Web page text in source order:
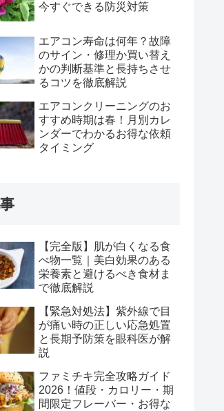
今すぐできる防災対策
エアコン寿命は何年？故障
のサイン・修理か買い替え
かの判断基準と長持ちさせ
るコツを徹底解説
エアコンクリーニングのお
すすめ時期は春！月別カレ
ンダーでわかるお得な依頼
タイミング
【完全版】肌が白くなる食
べ物一覧｜美白効果のある
栄養素と避けるべき食材ま
で徹底解説
【緊急対処法】紫外線で目
が痛い時の正しい応急処置
と長期予防策を眼科医が解
説
ファミチキ完全攻略ガイド
2026！値段・カロリー・期
間限定フレーバー・お得な